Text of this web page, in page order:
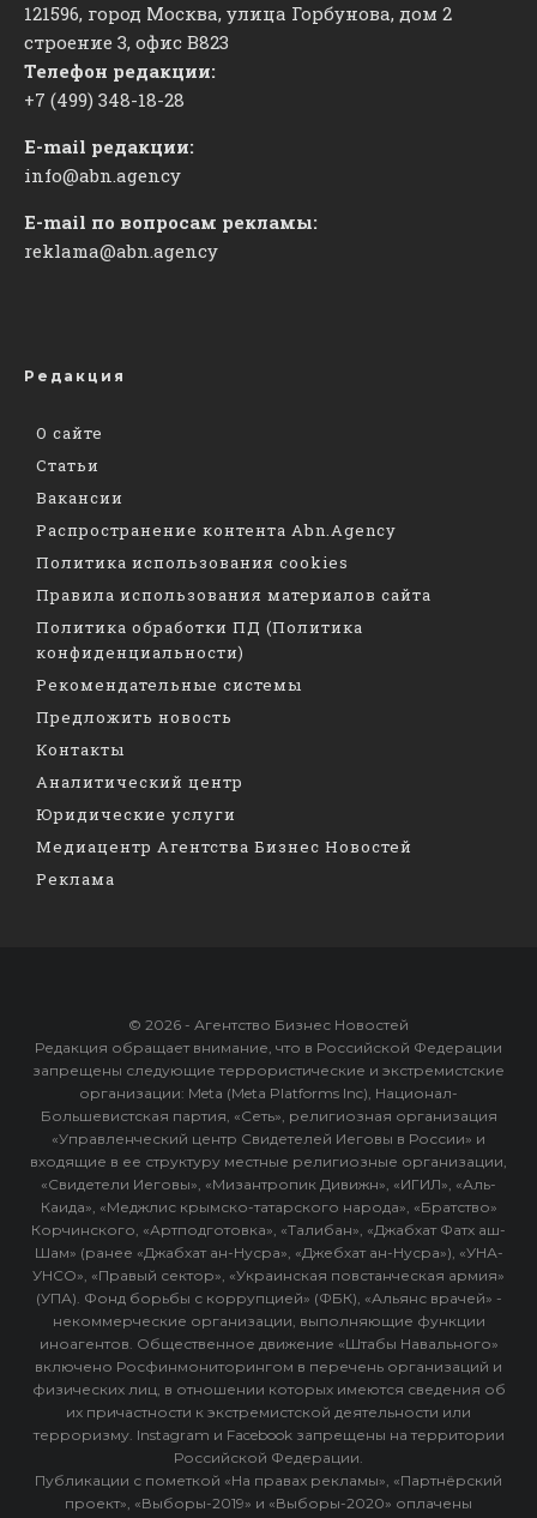
121596, город Москва, улица Горбунова, дом 2
строение 3, офис ​В823
Телефон редакции:
+7 (499) 348-18-28
E-mail редакции:
info@abn.agency
E-mail по вопросам рекламы:
reklama@abn.agency
Редакция
О сайте
Статьи
Вакансии
Распространение контента Abn.Agency
Политика использования cookies
Правила использования материалов сайта
Политика обработки ПД (Политика
конфиденциальности)
Рекомендательные системы
Предложить новость
Контакты
Аналитический центр
Юридические услуги
Медиацентр Агентства Бизнес Новостей
Реклама
© 2026 - Агентство Бизнес Новостей
Редакция обращает внимание, что в Российской Федерации
запрещены следующие террористические и экстремистские
организации: Meta (Meta Platforms Inc), Национал-
Большевистская партия, «Сеть», религиозная организация
«Управленческий центр Свидетелей Иеговы в России» и
входящие в ее структуру местные религиозные организации,
«Свидетели Иеговы», «Мизантропик Дивижн», «ИГИЛ», «Аль-
Каида», «Меджлис крымско-татарского народа», «Братство»
Корчинского, «Артподготовка», «Талибан», «Джабхат Фатх аш-
Шам» (ранее «Джабхат ан-Нусра», «Джебхат ан-Нусра»), «УНА-
УНСО», «Правый сектор», «Украинская повстанческая армия»
(УПА). Фонд борьбы с коррупцией» (ФБК), «Альянс врачей» -
некоммерческие организации, выполняющие функции
иноагентов. Общественное движение «Штабы Навального»
включено Росфинмониторингом в перечень организаций и
физических лиц, в отношении которых имеются сведения об
их причастности к экстремистской деятельности или
терроризму. Instagram и Facebook запрещены на территории
Российской Федерации.
Публикации с пометкой «На правах рекламы», «Партнёрский
проект», «Выборы-2019» и «Выборы-2020» оплачены